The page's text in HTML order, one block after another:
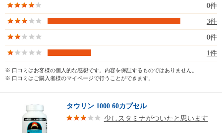
0件
3件
0件
1件
※ 口コミはお客様の個人的な感想です。内容を保証するものではありません。
※ 口コミはご購入者様のマイページで行うことができます。
タウリン 1000 60カプセル
少しスタミナがついたと思います